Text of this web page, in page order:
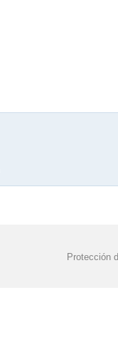
Protección